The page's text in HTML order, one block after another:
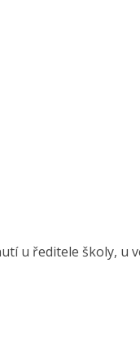
u ředitele školy, u